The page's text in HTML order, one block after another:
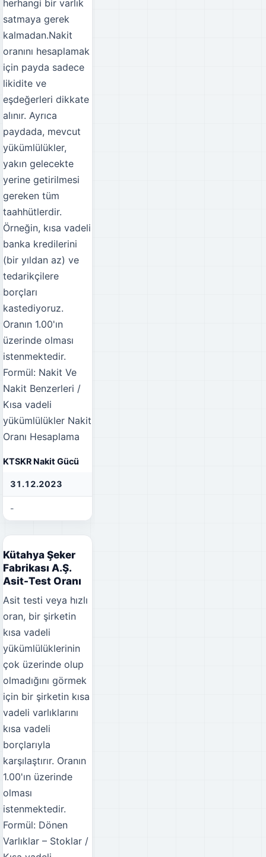
herhangi bir varlık
satmaya gerek
kalmadan.Nakit
oranını hesaplamak
için payda sadece
likidite ve
eşdeğerleri dikkate
alınır. Ayrıca
paydada, mevcut
yükümlülükler,
yakın gelecekte
yerine getirilmesi
gereken tüm
taahhütlerdir.
Örneğin, kısa vadeli
banka kredilerini
(bir yıldan az) ve
tedarikçilere
borçları
kastediyoruz.
Oranın 1.00'ın
üzerinde olması
istenmektedir.
Formül: Nakit Ve
Nakit Benzerleri /
Kısa vadeli
yükümlülükler Nakit
Oranı Hesaplama
KTSKR Nakit Gücü
31.12.2023
-
Kütahya Şeker
Fabrikası A.Ş.
Asit-Test Oranı
Asit testi veya hızlı
oran, bir şirketin
kısa vadeli
yükümlülüklerinin
çok üzerinde olup
olmadığını görmek
için bir şirketin kısa
vadeli varlıklarını
kısa vadeli
borçlarıyla
karşılaştırır. Oranın
1.00'ın üzerinde
olması
istenmektedir.
Formül: Dönen
Varlıklar – Stoklar /